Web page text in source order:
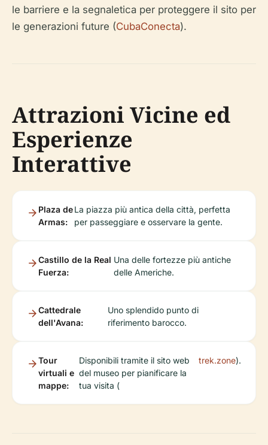
le barriere e la segnaletica per proteggere il sito per
le generazioni future (CubaConecta).
Attrazioni Vicine ed
Esperienze
Interattive
Plaza de
Armas:
La piazza più antica della città, perfetta
per passeggiare e osservare la gente.
Castillo de la Real
Fuerza:
Una delle fortezze più antiche
delle Americhe.
Cattedrale
dell'Avana:
Uno splendido punto di
riferimento barocco.
Tour
virtuali e
mappe:
Disponibili tramite il sito web
del museo per pianificare la
tua visita (
trek.zone).